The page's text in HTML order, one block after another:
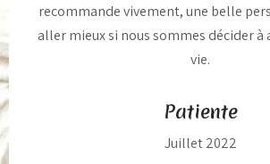
recommande vivement, une belle
aller mieux si nous sommes décider
vie.
Patiente
Juillet 2022